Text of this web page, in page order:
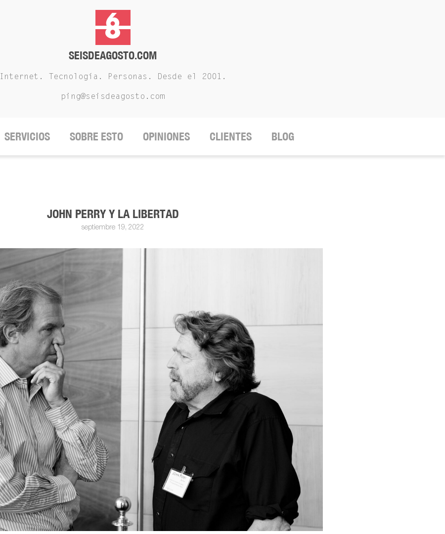
SEISDEAGOSTO.COM
Internet. Tecnología. Personas. Desde el 2001.
ping@seisdeagosto.com
SERVICIOS SOBRE ESTO OPINIONES CLIENTES BLOG
JOHN PERRY Y LA LIBERTAD
septiembre 19, 2022